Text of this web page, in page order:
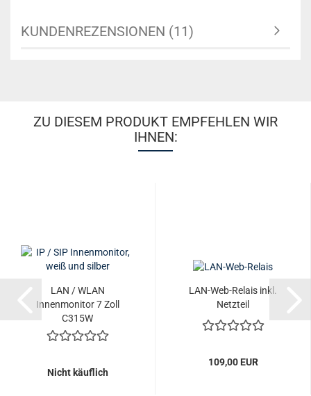
KUNDENREZENSIONEN (11)
ZU DIESEM PRODUKT EMPFEHLEN WIR
IHNEN:
LAN / WLAN
Innenmonitor 7 Zoll
C315W
Nicht käuflich
LAN-Web-Relais inkl.
Netzteil
109,00 EUR